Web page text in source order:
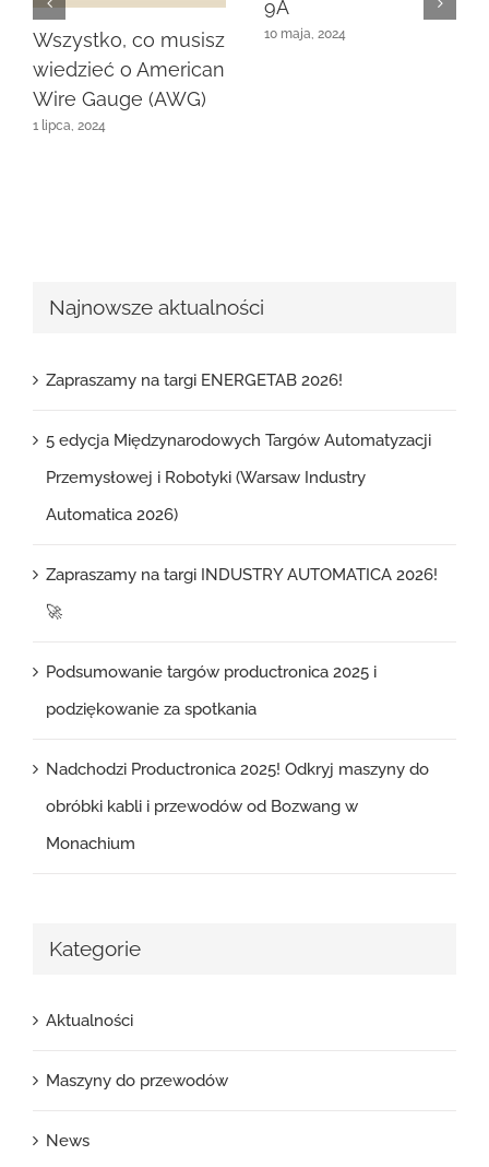
Wszystko, co musisz
wiedzieć o American
Wire Gauge (AWG)
1 lipca, 2024
9A
10 maja, 2024
Najnowsze aktualności
Zapraszamy na targi ENERGETAB 2026!
5 edycja Międzynarodowych Targów Automatyzacji
Przemysłowej i Robotyki (Warsaw Industry
Automatica 2026)
Zapraszamy na targi INDUSTRY AUTOMATICA 2026!
🚀
Podsumowanie targów productronica 2025 i
podziękowanie za spotkania
Nadchodzi Productronica 2025! Odkryj maszyny do
obróbki kabli i przewodów od Bozwang w
Monachium
Kategorie
Aktualności
Maszyny do przewodów
News